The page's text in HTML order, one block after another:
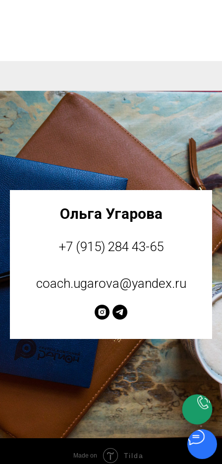
Ольга Угарова
+7 (915) 284 43-65
coach.ugarova@yandex.ru
Made on Tilda